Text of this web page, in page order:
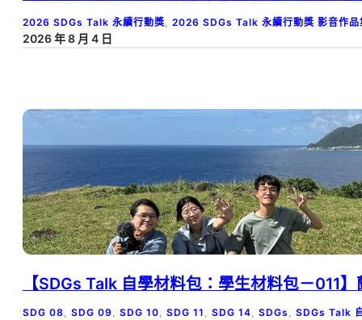
2026 SDGs Talk 永續行動獎, 2026 SDGs Talk 永續行動獎 影音作品
2026 年 8 月 4 日
【SDGs Talk 自學材料包：學生材料包－011
SDG 08 SDG 09 SDG 10 SDG 11 SDG 14 SDGs SDGs Talk